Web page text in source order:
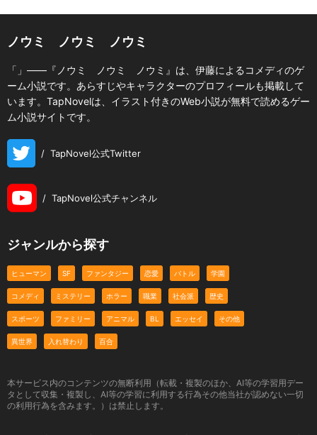
ノウミ ノウミ ノウミ
「」――『ノウミ ノウミ ノウミ』は、伊藤によるコメディのゲ
ーム小説です。あらすじやキャラクターのプロフィールも掲載して
います。TapNovelは、イラスト付きのWeb小説が無料で読めるゲー
ム小説サイトです。
/ TapNovel公式Twitter
/ TapNovel公式チャンネル
ジャンルから探す
ヒューマン SF ファンタジー 恋愛 バトル 学園
コメディ ミステリー ホラー 職業 社会派 歴史
スポーツ ファミリー アニマル BL エッセイ その他
異世界 入れ替わり 百合
本サービス内のコンテンツの無断利用（転載・複製のほか、AI等の学習用デー
タとして収集・複製し、AI等の学習に利用する行為その他当社が認めない一切
の利用行為を含みます。）は禁止します。